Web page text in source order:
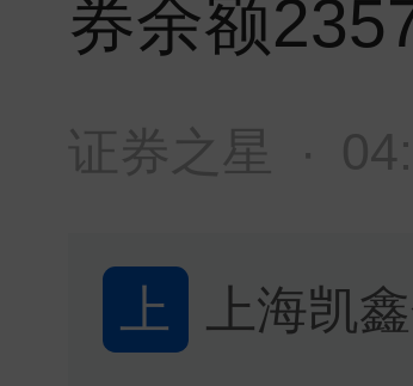
券余额
上 上海凯